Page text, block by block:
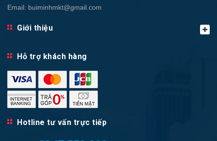
Email: buiminhmkt@gmail.com
Giới thiệu
Hỗ trợ khách hàng
Hotline tư vấn trực tiếp